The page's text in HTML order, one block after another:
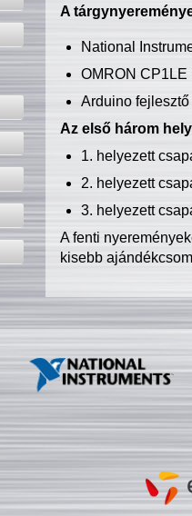
A
National
OMRON CP1LE
Arduino fejlesztő
Az első három
1. helyezett
2. helyezett
3. helyezett
A fenti
kisebb